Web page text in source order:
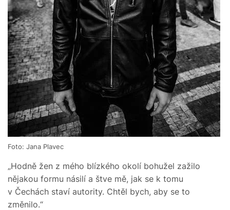
Foto: Jana Plavec
„Hodně žen z mého blízkého okolí bohužel zažilo
nějakou formu násilí a štve mě, jak se k tomu
v Čechách staví autority. Chtěl bych, aby se to
změnilo.“